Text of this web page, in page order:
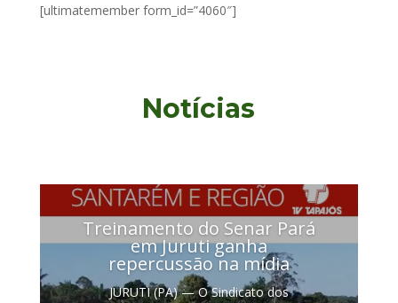
[ultimatemember form_id=”4060″]
Notícias
Treinamento do Senar Pará
em Juruti ganha
repercussão na mídia
JURUTI (PA) — O Sindicato dos